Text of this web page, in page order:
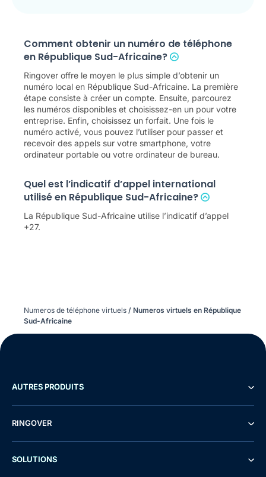
Comment obtenir un numéro de téléphone
en République Sud-Africaine?
Ringover offre le moyen le plus simple d’obtenir un
numéro local en République Sud-Africaine. La première
étape consiste à créer un compte. Ensuite, parcourez
les numéros disponibles et choisissez-en un pour votre
entreprise. Enfin, choisissez un forfait. Une fois le
numéro activé, vous pouvez l’utiliser pour passer et
recevoir des appels sur votre smartphone, votre
ordinateur portable ou votre ordinateur de bureau.
Quel est l’indicatif d’appel international
utilisé en République Sud-Africaine?
La République Sud-Africaine utilise l’indicatif d’appel
+27.
Numeros de téléphone virtuels / Numeros virtuels en République
Sud-Africaine
AUTRES PRODUITS
RINGOVER
SOLUTIONS